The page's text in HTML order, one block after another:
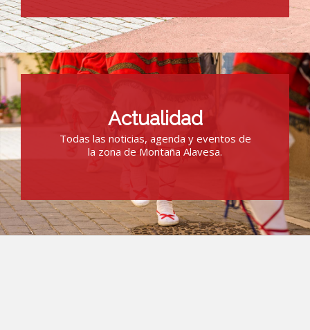
Actualidad
Todas las noticias, agenda y eventos de
la zona de Montaña Alavesa.